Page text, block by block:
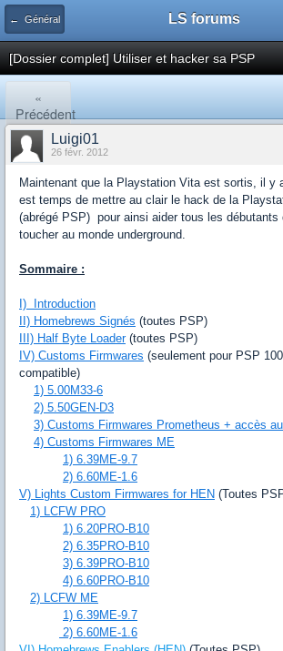
← Général LS forums
[Dossier complet] Utiliser et hacker sa PSP
«
Précédent
Luigi01
26 févr. 2012
Maintenant que la Playstation Vita est sortis, il y
est temps de mettre au clair le hack de la
(abrégé PSP) pour ainsi aider tous les débutants
toucher au monde underground.
Sommaire :
I) Introduction
II) Homebrews Signés (toutes PSP)
III) Half Byte Loader(toutes PSP)
IV) Customs Firmwares (seulement pour PSP
compatible)
1) 5.00M33-6
2) 5.50GEN-D3
3) Customs Firmwares Prometheus + accès
4) Customs Firmwares ME
1) 6.39ME-9.7
2) 6.60ME-1.6
V) Lights Custom Firmwares for HEN (Toutes
1) LCFW PRO
1) 6.20PRO-B10
2) 6.35PRO-B10
3) 6.39PRO-B10
4) 6.60PRO-B10
2) LCFW ME
1) 6.39ME-9.7
2) 6.60ME-1.6